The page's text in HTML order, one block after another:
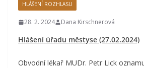
HLÁŠENÍ ROZHLASU
28. 2. 2024 Dana Kirschnerová
Hlášení úřadu městyse (27.02.2024)
Obvodní lékař MUDr. Petr Lick